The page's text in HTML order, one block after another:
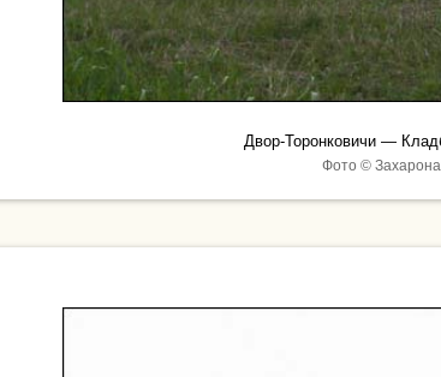
Двор-Торонковичи —
Фото ©